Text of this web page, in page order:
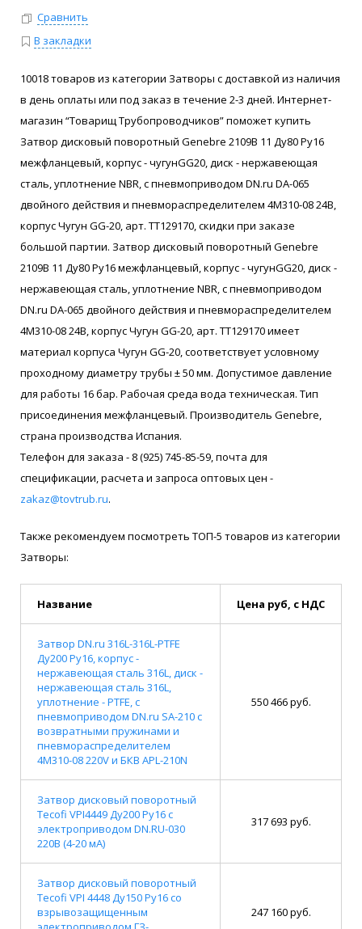
Сравнить
В закладки
10018 товаров из категории Затворы с доставкой из наличия
в день оплаты или под заказ в течение 2-3 дней. Интернет-
магазин “Товарищ Трубопроводчиков” поможет купить
Затвор дисковый поворотный Genebre 2109В 11 Ду80 Ру16
межфланцевый, корпус - чугунGG20, диск - нержавеющая
сталь, уплотнение NBR, с пневмоприводом DN.ru DA-065
двойного действия и пневмораспределителем 4M310-08 24В,
корпус Чугун GG-20, арт. ТТ129170, скидки при заказе
большой партии. Затвор дисковый поворотный Genebre
2109В 11 Ду80 Ру16 межфланцевый, корпус - чугунGG20, диск -
нержавеющая сталь, уплотнение NBR, с пневмоприводом
DN.ru DA-065 двойного действия и пневмораспределителем
4M310-08 24В, корпус Чугун GG-20, арт. ТТ129170 имеет
материал корпуса Чугун GG-20, соответствует условному
проходному диаметру трубы ± 50 мм. Допустимое давление
для работы 16 бар. Рабочая среда вода техническая. Тип
присоединения межфланцевый. Производитель Genebre,
страна производства Испания.
Телефон для заказа - 8 (925) 745-85-59, почта для
спецификации, расчета и запроса оптовых цен -
zakaz@tovtrub.ru.
Также рекомендуем посмотреть ТОП-5 товаров из категории
Затворы:
Название Цена руб, с НДС
Затвор DN.ru 316L-316L-PTFE
Ду200 Ру16, корпус -
нержавеющая сталь 316L, диск -
нержавеющая сталь 316L,
уплотнение - PTFE, с
пневмоприводом DN.ru SA-210 с
возвратными пружинами и
пневмораспределителем
4M310-08 220V и БКВ APL-210N
550 466 руб.
Затвор дисковый поворотный
Tecofi VPI4449 Ду200 Ру16 с
электроприводом DN.RU-030
220В (4-20 мА)
317 693 руб.
Затвор дисковый поворотный
Tecofi VPI 4448 Ду150 Ру16 со
взрывозащищенным
247 160 руб.